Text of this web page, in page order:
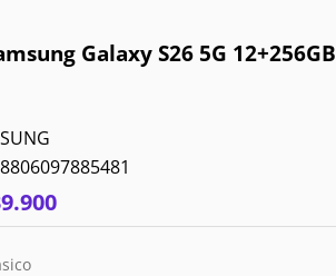
Galaxy S26 5G 12+256GB
8806097885481
.900